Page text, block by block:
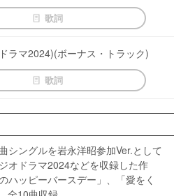
歌詞
ラマ2024)(ボーナス・トラック)
歌詞
シングルを岩永洋昭参加Ver.として
オドラマ2024などを収録した作
ハッピーバースデー」、「愛をく